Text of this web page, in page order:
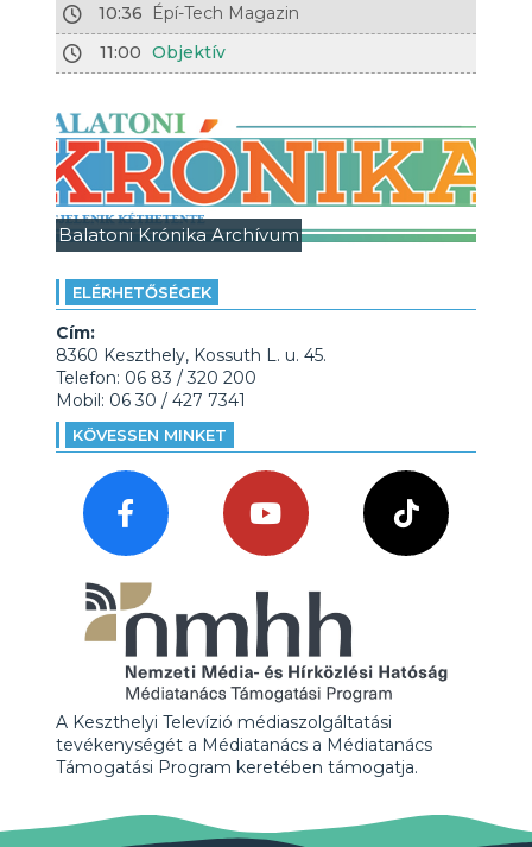
10:36
Épí-Tech Magazin
11:00 Objektív
Balatoni Krónika Archívum
ELÉRHETŐSÉGEK
Cím:
8360 Keszthely, Kossuth L. u. 45.
Telefon: 06 83 / 320 200
Mobil: 06 30 / 427 7341
KÖVESSEN MINKET
A Keszthelyi Televízió médiaszolgáltatási
tevékenységét a Médiatanács a Médiatanács
Támogatási Program keretében támogatja.